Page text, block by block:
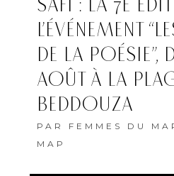
SAFI : LA 7E
L’ÉVÉNEMENT
DE LA POÉSIE”,
AOÛT À LA
BEDDOUZA
PAR FEMMES DU
MAP